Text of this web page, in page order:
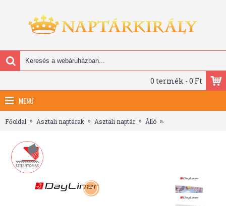
0 termék - 0 Ft
MENÜ
Főoldal Asztali naptárak Asztali naptár Álló